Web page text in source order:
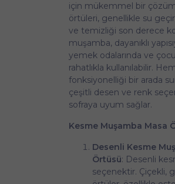
için mükemmel bir
örtüleri, genellikle su
ve temizliği son derece
muşamba, dayanıklı
yemek odalarında ve
rahatlıkla kullanılabilir.
fonksiyonelliği bir arada
çeşitli desen ve renk
sofraya uyum sağlar.
Kesme Muşamba Masa
Desenli Kesme
Örtüsü: Desenli
seçenektir. Çiçekli,